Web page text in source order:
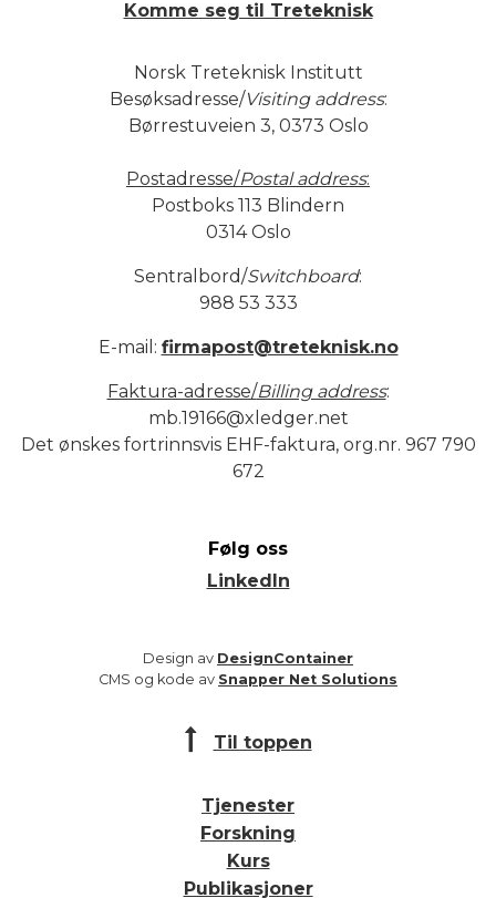
Komme seg til Treteknisk
Norsk Treteknisk Institutt
Besøksadresse/Visiting address:
Børrestuveien 3, 0373 Oslo
Postadresse/Postal address:
Postboks 113 Blindern
0314 Oslo
Sentralbord/Switchboard:
988 53 333
E-mail: firmapost@treteknisk.no
Faktura-adresse/Billing address:
mb.19166@xledger.net
Det ønskes fortrinnsvis EHF-faktura, org.nr. 967 790
672
Følg oss
LinkedIn
Design av DesignContainer
CMS og kode av Snapper Net Solutions
Til toppen
Tjenester
Forskning
Kurs
Publikasjoner